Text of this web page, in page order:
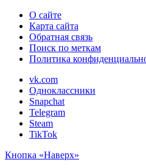
О сайте
Карта сайта
Обратная связь
Поиск по меткам
Политика
vk.com
Одноклассники
Snapchat
Telegram
Steam
TikTok
Кнопка «Наверх»